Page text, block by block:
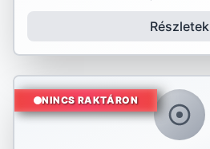
Részletek
NINCS RAKTÁRON